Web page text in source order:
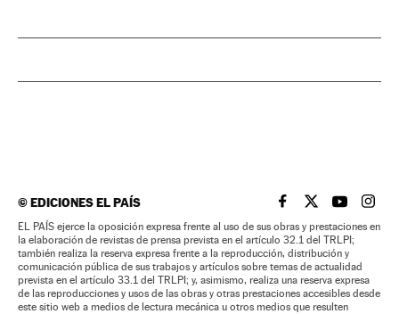
©EDICIONES EL PAÍS EL PAÍS BRASIL EN
EL PAÍSEL PAÍS
EL
EL PAÍS ejerce la oposición expresa frente al uso de sus obras y prestaciones en
la elaboración de revistas de prensa prevista en el artículo 32.1 del TRLPI;
también realiza la reserva expresa frente a la reproducción, distribución y
comunicación pública de sus trabajos y artículos sobre temas de actualidad
prevista en el artículo 33.1 del TRLPI; y, asimismo, realiza una reserva expresa
de las reproducciones y usos de las obras y otras prestaciones accesibles desde
este sitio web a medios de lectura mecánica u otros medios que resulten